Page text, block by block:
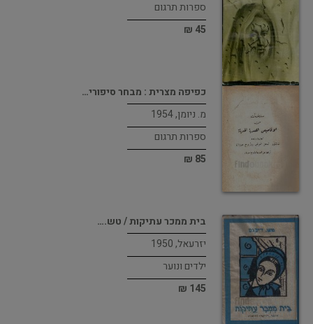
ספרות תרגום
45 ₪
כפיפה מצרית : מבחר סיפורי…
מ. ניומן, 1954
ספרות תרגום
85 ₪
בית ממכר עתיקות / טש.…
יזרעאל, 1950
ילדים ונוער
145 ₪